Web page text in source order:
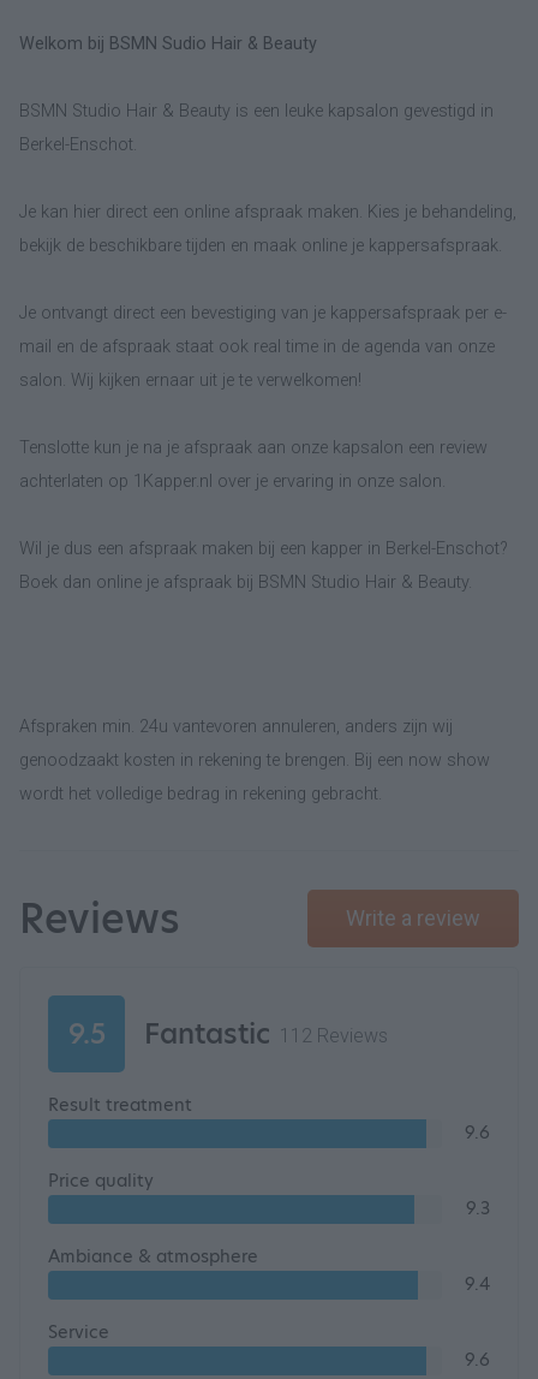
Welkom bij BSMN Sudio Hair & Beauty
BSMN Studio Hair & Beauty is een leuke kapsalon gevestigd in
Berkel-Enschot.
Je kan hier direct een online afspraak maken. Kies je behandeling,
bekijk de beschikbare tijden en maak online je kappersafspraak.
Je ontvangt direct een bevestiging van je kappersafspraak per e-
mail en de afspraak staat ook real time in de agenda van onze
salon. Wij kijken ernaar uit je te verwelkomen!
Tenslotte kun je na je afspraak aan onze kapsalon een review
achterlaten op 1Kapper.nl over je ervaring in onze salon.
Wil je dus een afspraak maken bij een kapper in Berkel-Enschot?
Boek dan online je afspraak bij BSMN Studio Hair & Beauty.
Afspraken min. 24u vantevoren annuleren, anders zijn wij
genoodzaakt kosten in rekening te brengen. Bij een now show
wordt het volledige bedrag in rekening gebracht.
Reviews Write a review
9.5 Fantastic 112 Reviews
Result treatment
9.6
Price quality
9.3
Ambiance & atmosphere
9.4
Service
9.6